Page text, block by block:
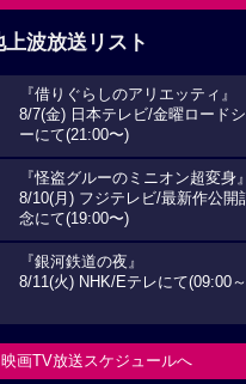
上波放送リスト
『借りぐらしのアリエッティ』
8/7(金) 日本テレビ/金曜ロードシ
ーにて(21:00〜)
『怪盗グルーのミニオン超変身』
8/10(月) フジテレビ/最新作公開
念にて(19:00〜)
『銀河鉄道の夜』
8/11(火) NHK/Eテレにて(09:00
映画TV放送スケジュールへ